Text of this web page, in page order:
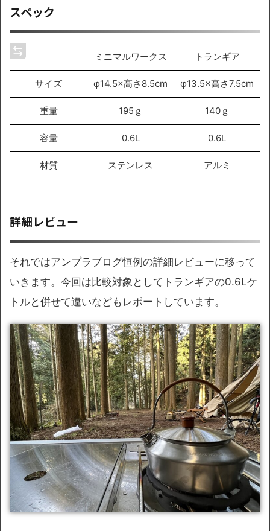
スペック
ミニマルワークス トランギア
サイズ φ14.5×高さ8.5cm φ13.5×高さ7.5cm
重量 195ｇ 140ｇ
容量 0.6L 0.6L
材質 ステンレス アルミ
詳細レビュー
それではアンプラブログ恒例の詳細レビューに移って
いきます。今回は比較対象としてトランギアの0.6Lケ
トルと併せて違いなどもレポートしています。